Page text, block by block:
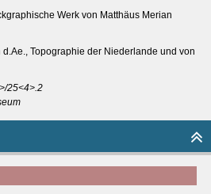
Werk von Matthäus Merian
Topographie der Niederlande und von
25<4>.2